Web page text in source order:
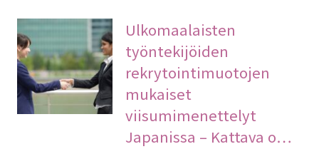
Ulkomaalaisten
työntekijöiden
rekrytointimuotojen
mukaiset
viisumimenettelyt
Japanissa – Kattava o…